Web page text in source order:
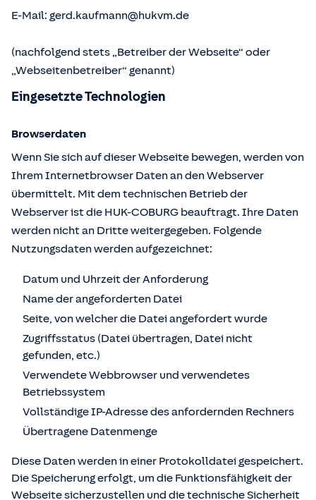
E-Mail: gerd.kaufmann@hukvm.de
(nachfolgend stets „Betreiber der Webseite“ oder
„Webseitenbetreiber“ genannt)
Eingesetzte Technologien
Browserdaten
Wenn Sie sich auf dieser Webseite bewegen, werden von
Ihrem Internetbrowser Daten an den Webserver
übermittelt. Mit dem technischen Betrieb der
Webserver ist die HUK-COBURG beauftragt. Ihre Daten
werden nicht an Dritte weitergegeben. Folgende
Nutzungsdaten werden aufgezeichnet:
Datum und Uhrzeit der Anforderung
Name der angeforderten Datei
Seite, von welcher die Datei angefordert wurde
Zugriffsstatus (Datei übertragen, Datei nicht
gefunden, etc.)
Verwendete Webbrowser und verwendetes
Betriebssystem
Vollständige IP-Adresse des anfordernden Rechners
Übertragene Datenmenge
Diese Daten werden in einer Protokolldatei gespeichert.
Die Speicherung erfolgt, um die Funktionsfähigkeit der
Webseite sicherzustellen und die technische Sicherheit